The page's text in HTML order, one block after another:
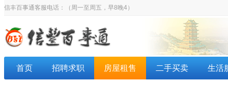
信丰百事通客服电话： （周一至周五，早8晚4）
首页 招聘求职 房屋租售 二手买卖 生活